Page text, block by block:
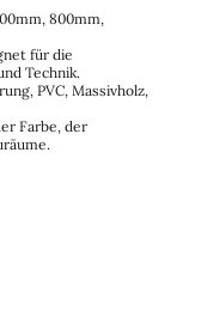
800mm,
für die
Technik.
PVC, Massivholz,
Farbe, der